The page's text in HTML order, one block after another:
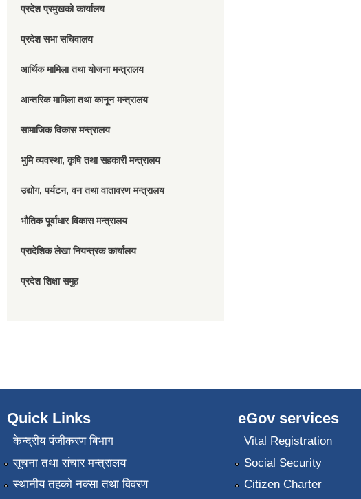
प्रदेश प्रमुखको कार्यालय
प्रदेश सभा सचिवालय
आर्थिक मामिला तथा योजना मन्त्रालय
आन्तरिक मामिला तथा कानून मन्त्रालय
सामाजिक विकास मन्त्रालय
भुमि व्यवस्था, कृषि तथा सहकारी मन्त्रालय
उद्योग, पर्यटन, वन तथा वातावरण मन्त्रालय
भौतिक पूर्वाधार विकास मन्त्रालय
प्रादेशिक लेखा नियन्त्रक कार्यालय
प्रदेश शिक्षा समुह
Quick Links
केन्द्रीय पंजीकरण बिभाग
सूचना तथा संचार मन्त्रालय
स्थानीय तहको नक्सा तथा विवरण
eGov services
Vital Registration
Social Security
Citizen Charter